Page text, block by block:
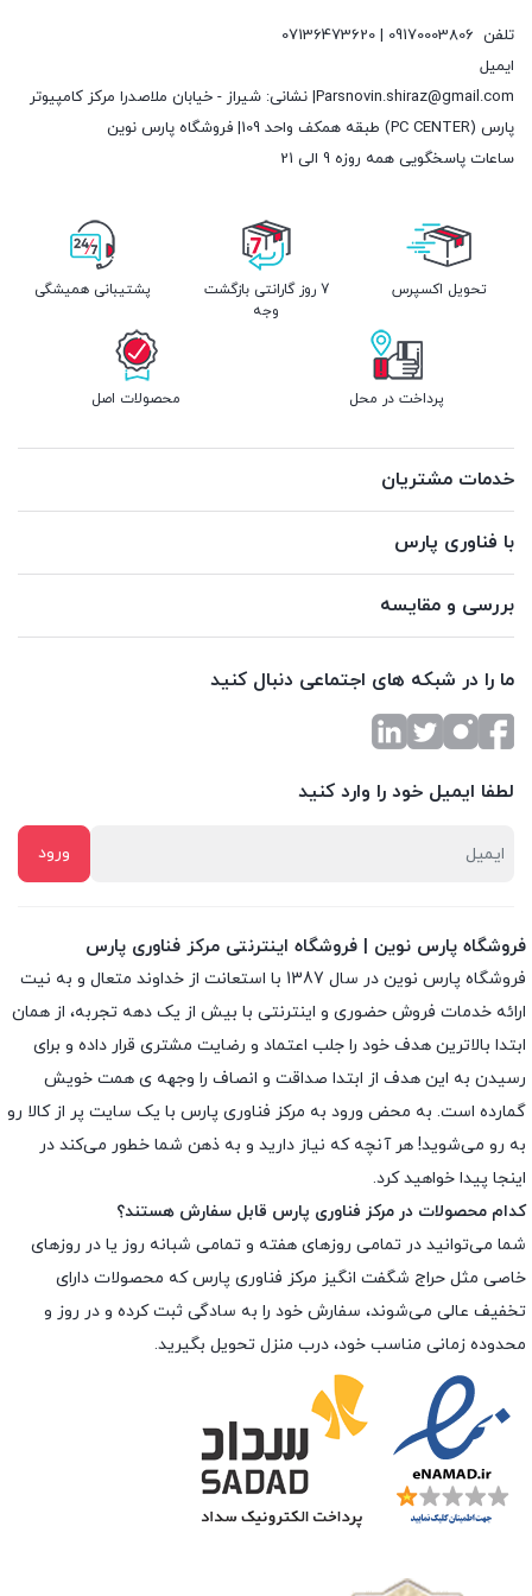
تلفن 09170003806 | 07136473620
ایمیل
Parsnovin.shiraz@gmail.com| نشانی: شیراز - خیابان ملاصدرا مرکز کامپیوتر
پارس (PC CENTER) طبقه همکف واحد 109| فروشگاه پارس نوین
ساعات پاسخگویی همه روزه 9 الی 21
تحویل اکسپرس
7 روز گارانتی بازگشت
وجه
پشتیبانی همیشگی
پرداخت در محل محصولات اصل
خدمات مشتریان
با فناوری پارس
بررسی و مقایسه
ما را در شبکه های اجتماعی دنبال کنید
لطفا ایمیل خود را وارد کنید
فروشگاه پارس نوین | فروشگاه اینترنتی مرکز فناوری پارس
فروشگاه پارس نوین در سال 1387 با استعانت از خداوند متعال و به نیت
ارائه خدمات فروش حضوری و اینترنتی با بیش از یک دهه تجربه، از همان
ابتدا بالاترین هدف خود را جلب اعتماد و رضایت مشتری قرار داده و براى
رسیدن به این هدف از ابتدا صداقت و انصاف را وجهه ى همت خویش
گمارده است. به محض ورود به مرکز فناوری پارس با یک سایت پر از کالا رو
به رو می‌شوید! هر آنچه که نیاز دارید و به ذهن شما خطور می‌کند در
اینجا پیدا خواهید کرد.
کدام محصولات در مرکز فناوری پارس قابل سفارش هستند؟
شما می‌توانید در تمامی روزهای هفته و تمامی شبانه روز یا در روزهای
خاصی مثل حراج شگفت انگیز مرکز فناوری پارس که محصولات دارای
تخفیف عالی می‌شوند، سفارش خود را به سادگی ثبت کرده و در روز و
محدوده زمانی مناسب خود، درب منزل تحویل بگیرید.